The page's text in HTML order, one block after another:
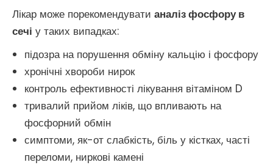
Лікар може порекомендувати аналіз фосфору в
сечі у таких випадках:
підозра на порушення обміну кальцію і фосфору
хронічні хвороби нирок
контроль ефективності лікування вітаміном D
тривалий прийом ліків, що впливають на
фосфорний обмін
симптоми, як-от слабкість, біль у кістках, часті
переломи, ниркові камені